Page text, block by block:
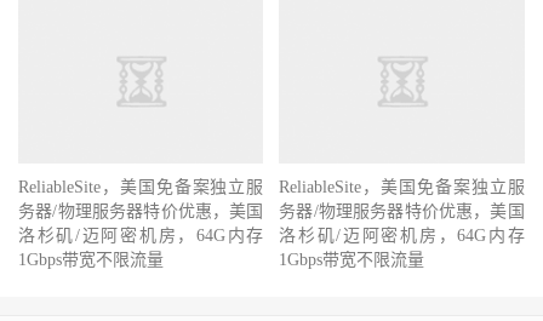
ReliableSite，美国免备案独立服
务器/物理服务器特价优惠，美国
洛杉矶/迈阿密机房，64G内存
1Gbps带宽不限流量
ReliableSite，美国免备案独立服
务器/物理服务器特价优惠，美国
洛杉矶/迈阿密机房，64G内存
1Gbps带宽不限流量